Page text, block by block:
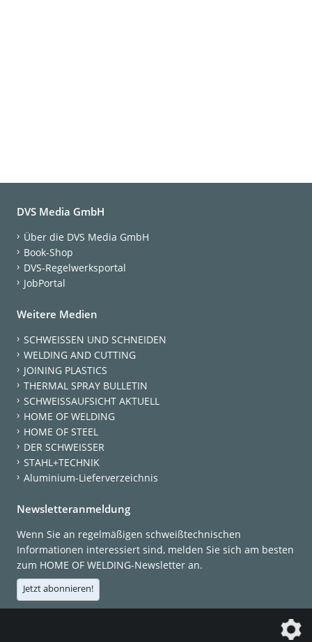
DVS Media GmbH
Über die DVS Media GmbH
Book-Shop
DVS-Regelwerksportal
JobPortal
Weitere Medien
SCHWEISSEN UND SCHNEIDEN
WELDING AND CUTTING
JOINING PLASTICS
THERMAL SPRAY BULLETIN
SCHWEISSAUFSICHT AKTUELL
HOME OF WELDING
HOME OF STEEL
DER SCHWEISSER
STAHL+TECHNIK
Aluminium-Lieferverzeichnis
Newsletteranmeldung
Wenn Sie an regelmäßigen schweißtechnischen
Informationen interessiert sind, melden Sie sich am besten
zum HOME OF WELDING-Newsletter an.
Jetzt abonnieren!